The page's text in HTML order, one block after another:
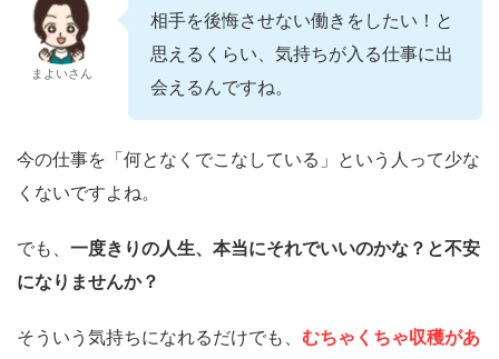
まよいさん
相手を後悔させない働きをしたい！と
思えるくらい、気持ちが入る仕事に出
会えるんですね。
今の仕事を「何となくでこなしている」という人って少な
くないですよね。
でも、 一度きりの人生、本当にそれでいいのかな？と不安
になりませんか？
そういう気持ちになれるだけでも、 むちゃくちゃ収穫があ